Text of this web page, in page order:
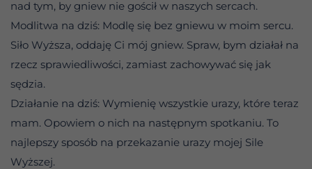
nad tym, by gniew nie gościł w naszych sercach.
Modlitwa na dziś: Modlę się bez gniewu w moim sercu.
Siło Wyższa, oddaję Ci mój gniew. Spraw, bym działał na
rzecz sprawiedliwości, zamiast zachowywać się jak
sędzia.
Działanie na dziś: Wymienię wszystkie urazy, które teraz
mam. Opowiem o nich na następnym spotkaniu. To
najlepszy sposób na przekazanie urazy mojej Sile
Wyższej.